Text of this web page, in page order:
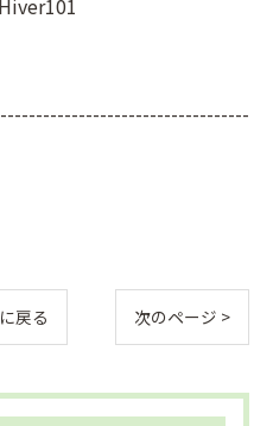
戻る 次のページ >